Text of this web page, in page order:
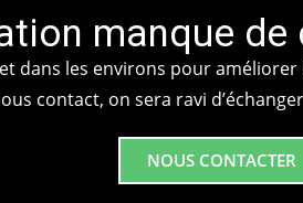
manque
et dans les environs pour
contact, on sera ravi
NOUS CONTACTER